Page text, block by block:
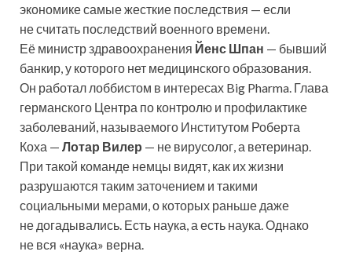
экономике самые жесткие последствия — если
не считать последствий военного времени.
Её министр здравоохранения Йенс Шпан — бывший
банкир, у которого нет медицинского образования.
Он работал лоббистом в интересах Big Pharma. Глава
германского Центра по контролю и профилактике
заболеваний, называемого Институтом Роберта
Коха — Лотар Вилер — не вирусолог, а ветеринар.
При такой команде немцы видят, как их жизни
разрушаются таким заточением и такими
социальными мерами, о которых раньше даже
не догадывались. Есть наука, а есть наука. Однако
не вся «наука» верна.